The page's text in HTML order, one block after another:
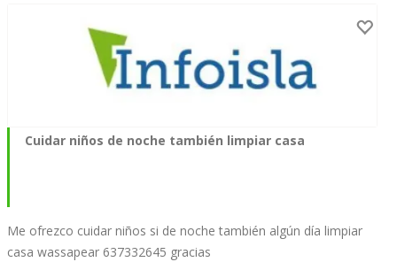
Cuidar niños de noche también limpiar casa
Me ofrezco cuidar niños si de noche también algún día limpiar
casa wassapear 637332645 gracias